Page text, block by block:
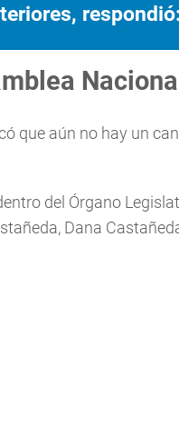
que aún no hay un
del Órgano
Dana